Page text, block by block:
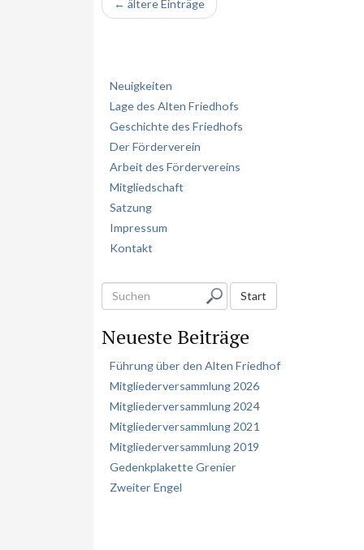
← ältere Einträge
Neuigkeiten
Lage des Alten Friedhofs
Geschichte des Friedhofs
Der Förderverein
Arbeit des Fördervereins
Mitgliedschaft
Satzung
Impressum
Kontakt
u
c
Start
Neueste Beiträge
Führung über den Alten Friedhof
Mitgliederversammlung 2026
Mitgliederversammlung 2024
Mitgliederversammlung 2021
Mitgliederversammlung 2019
Gedenkplakette Grenier
Zweiter Engel